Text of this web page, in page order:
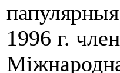
1996 г.